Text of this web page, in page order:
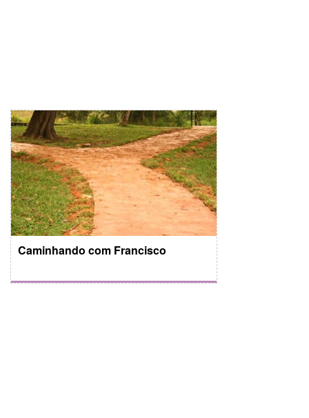
Caminhando com Francisco